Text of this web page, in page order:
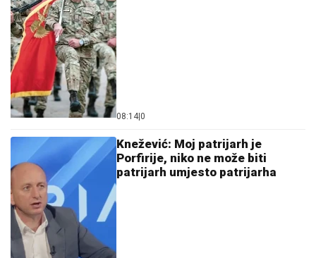
08:14 0
Knežević: Moj patrijarh je
Porfirije, niko ne može biti
patrijarh umjesto patrijarha